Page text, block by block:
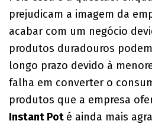
prejudicam a imagem da
acabar com um negócio
produtos duradouros
longo prazo devido à
falha em converter o
produtos que a empresa
Instant Pot é ainda mais